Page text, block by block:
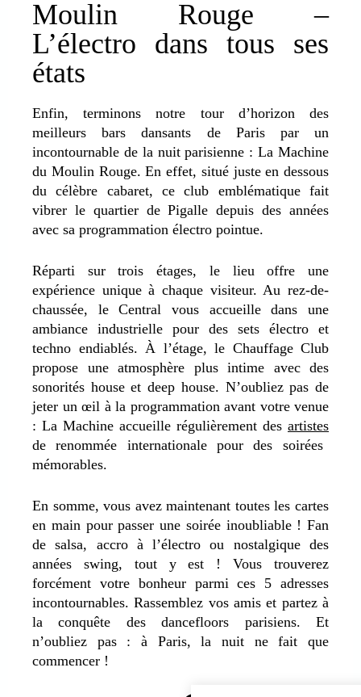
Moulin Rouge –
L’électro dans tous ses
états
Enfin, terminons notre tour d’horizon des
meilleurs bars dansants de Paris par un
incontournable de la nuit parisienne : La Machine
du Moulin Rouge. En effet, situé juste en dessous
du célèbre cabaret, ce club emblématique fait
vibrer le quartier de Pigalle depuis des années
avec sa programmation électro pointue.
Réparti sur trois étages, le lieu offre une
expérience unique à chaque visiteur. Au rez-de-
chaussée, le Central vous accueille dans une
ambiance industrielle pour des sets électro et
techno endiablés. À l’étage, le Chauffage Club
propose une atmosphère plus intime avec des
sonorités house et deep house. N’oubliez pas de
jeter un œil à la programmation avant votre venue
: La Machine accueille régulièrement des artistes
de renommée internationale pour des soirées
mémorables.
En somme, vous avez maintenant toutes les cartes
en main pour passer une soirée inoubliable ! Fan
de salsa, accro à l’électro ou nostalgique des
années swing, tout y est ! Vous trouverez
forcément votre bonheur parmi ces 5 adresses
incontournables. Rassemblez vos amis et partez à
la conquête des dancefloors parisiens. Et
n’oubliez pas : à Paris, la nuit ne fait que
commencer !